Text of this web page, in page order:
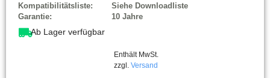
Kompatibilitätsliste:
Siehe Downloadliste
Garantie:
10 Jahre
Ab Lager verfügbar
Enthält MwSt.
zzgl. Versand